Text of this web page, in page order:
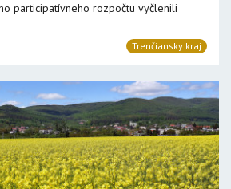
participatívneho rozpočtu vyčlenili
Trenčiansky kraj